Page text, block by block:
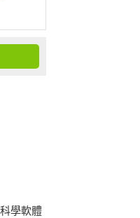
學軟體